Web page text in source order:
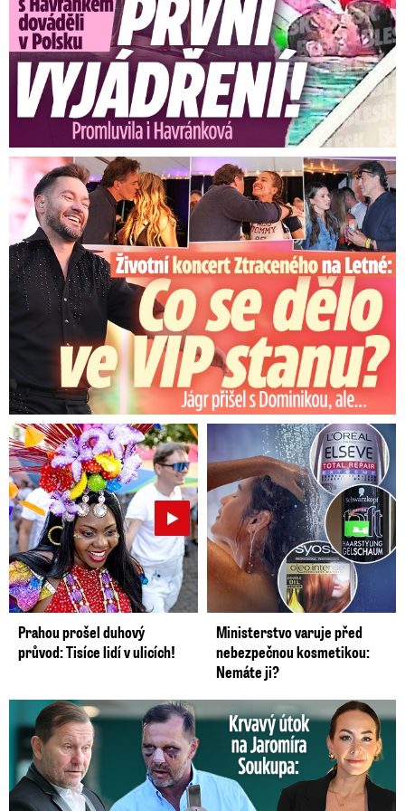
Video se připravuje ...
Jak se bránit před extrémními vedry?Zdroj: Videohub
Koncert Ztraceného na Letné: Jágr přišel s Dominikou, ale...
Prahou prošel duhový
průvod: Tisíce lidí v ulicích!
Ministerstvo varuje před
nebezpečnou kosmetikou:
Nemáte ji?
Útok na Jaromíra Soukupa: Reakce Agáty na zmlácení jejího ex